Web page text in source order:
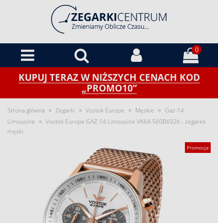
0
KUPUJ TERAZ W NIŻSZYCH CENACH KOD
„PROMO10”
Strona główna » Zegarki » Vostok Europe » Męskie » Gaz-14
Limousine » Vostok Europe GAZ-14 Limousine VK64-560B692b - zegarek
męski
Promocja